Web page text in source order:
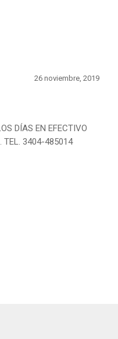
26 noviembre, 2019
DÍAS EN EFECTIVO
TEL. 3404-485014